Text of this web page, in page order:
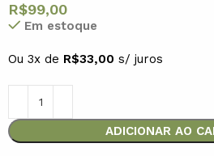
R$99,00
Em estoque
Ou 3x de R$33,00 s/ juros
ADICIONAR AO